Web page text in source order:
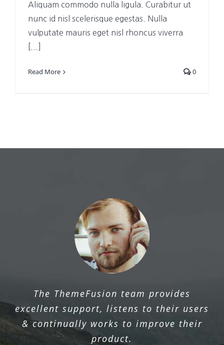
Aliquam commodo nulla ligula. Curabitur ut
nunc id nisl scelerisque egestas. Nulla
vulputate mauris eget nisl rhoncus viverra
Read More 0
The ThemeFusion team provides
excellent support, listens to their users
& continually works to improve their
product.